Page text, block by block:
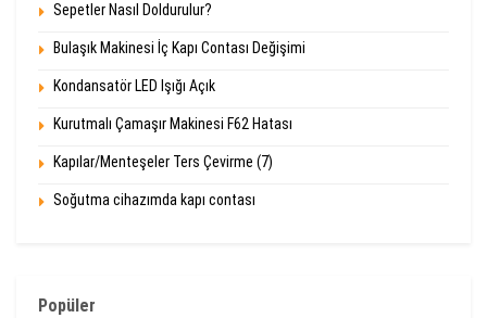
Sepetler Nasıl Doldurulur?
Bulaşık Makinesi İç Kapı Contası Değişimi
Kondansatör LED Işığı Açık
Kurutmalı Çamaşır Makinesi F62 Hatası
Kapılar/Menteşeler Ters Çevirme (7)
Soğutma cihazımda kapı contası
Popüler